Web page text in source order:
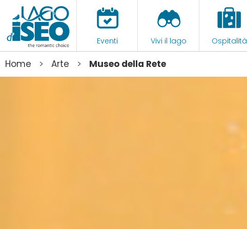
Eventi Vivi il lago Ospitalità
Home > Arte > Museo della Rete